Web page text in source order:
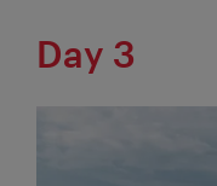
Day 3